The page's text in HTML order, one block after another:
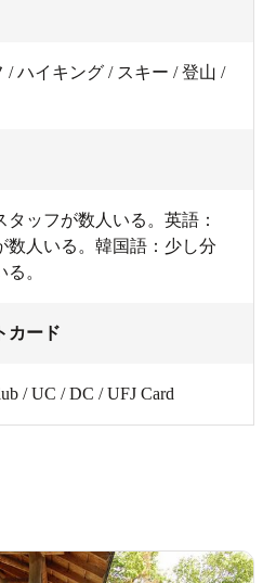
/ ハイキング / スキー / 登山 /
ッフが数人いる。英語：
数人いる。韓国語：少し分
。
カード
/ UC / DC / UFJ Card